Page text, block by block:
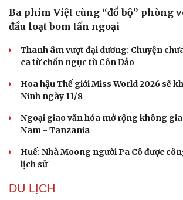
Ba phim Việt cùng “đổ bộ” phòng
đầu loạt bom tấn ngoại
Thanh âm vượt đại dương: Chuyện
ca từ chốn ngục tù Côn Đảo
Hoa hậu Thế giới Miss World 2026 sẽ
Ninh ngày 11/8
Ngoại giao văn hóa mở rộng không
Nam - Tanzania
Huế: Nhà Moong người Pa Cô được
lịch sử
DU LỊCH